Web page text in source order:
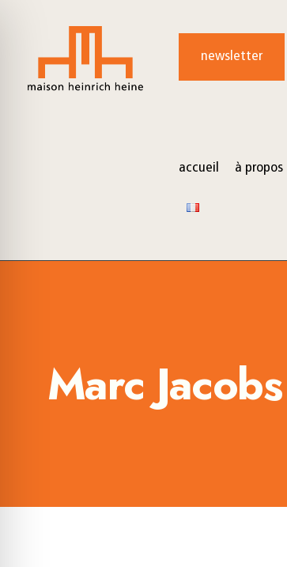
content
newsletter
accueil à propos
Marc Jacobs